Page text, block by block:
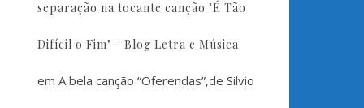
separação na tocante canção "É Tão
Difícil o Fim" - Blog Letra e Música
em A bela canção “Oferendas”,de Silvio